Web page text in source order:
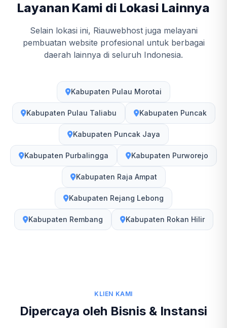
Layanan Kami di Lokasi Lainnya
Selain lokasi ini, Riauwebhost juga melayani
pembuatan website profesional untuk berbagai
daerah lainnya di seluruh Indonesia.
Kabupaten Pulau Morotai
Kabupaten Pulau Taliabu Kabupaten Puncak
Kabupaten Puncak Jaya
Kabupaten Purbalingga Kabupaten Purworejo
Kabupaten Raja Ampat
Kabupaten Rejang Lebong
Kabupaten Rembang Kabupaten Rokan Hilir
KLIEN KAMI
Dipercaya oleh Bisnis & Instansi